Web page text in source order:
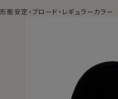
形態安定・ブロード・レギュラーカラー